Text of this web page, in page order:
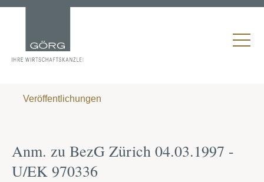
Veröffentlichungen
Anm. zu BezG Zürich 04.03.1997 -
U/EK 970336